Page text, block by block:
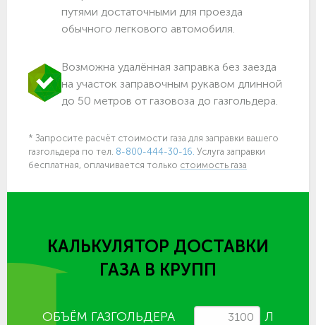
путями достаточными для проезда
обычного легкового автомобиля.
Возможна удалённая заправка без заезда
на участок заправочным рукавом длинной
до 50 метров от газовоза до газгольдера.
* Запросите расчёт стоимости газа для заправки вашего
газгольдера по тел. 8-800-444-30-16. Услуга заправки
бесплатная, оплачивается только стоимость газа
КАЛЬКУЛЯТОР ДОСТАВКИ
ГАЗА В КРУПП
ОБЪЁМ ГАЗГОЛЬДЕРА Л